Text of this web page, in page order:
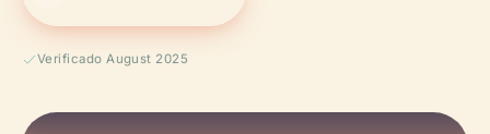
Verificado August 2025